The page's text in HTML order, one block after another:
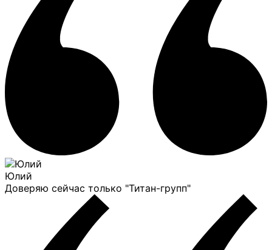
Юлий
Доверяю сейчас только "Титан-групп"